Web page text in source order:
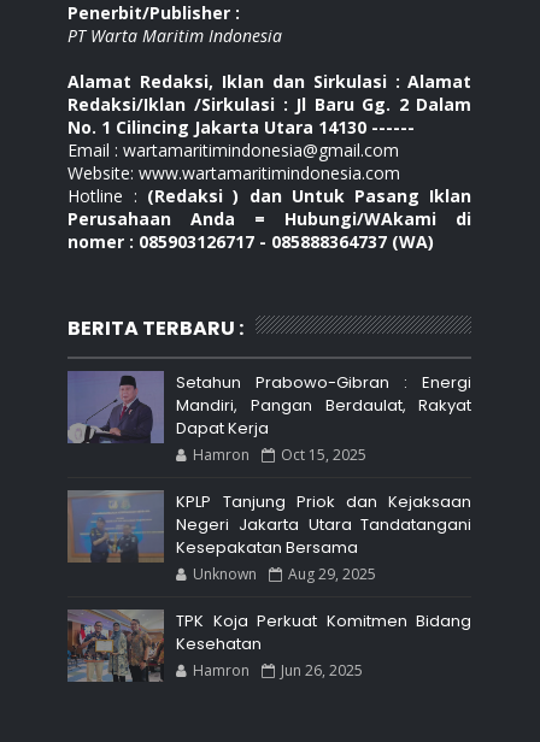
Penerbit/Publisher :
PT Warta Maritim Indonesia
Alamat Redaksi, Iklan dan Sirkulasi : Alamat
Redaksi/Iklan /Sirkulasi : Jl Baru Gg. 2 Dalam
No. 1 Cilincing Jakarta Utara 14130 ------
Email : wartamaritimindonesia@gmail.com
Website: www.wartamaritimindonesia.com
Hotline : (Redaksi ) dan Untuk Pasang Iklan
Perusahaan Anda = Hubungi/WAkami di
nomer : 085903126717 - 085888364737 (WA)
BERITA TERBARU :
Setahun Prabowo-Gibran : Energi
Mandiri, Pangan Berdaulat, Rakyat
Dapat Kerja
Hamron Oct 15, 2025
KPLP Tanjung Priok dan Kejaksaan
Negeri Jakarta Utara Tandatangani
Kesepakatan Bersama
Unknown Aug 29, 2025
TPK Koja Perkuat Komitmen Bidang
Kesehatan
Hamron Jun 26, 2025